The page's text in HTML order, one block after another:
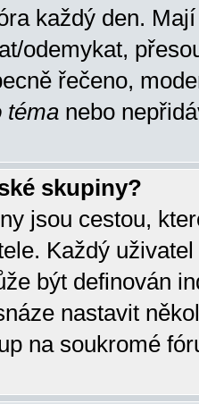
každý den.
odemykat,
řečeno,
téma nebo
skupiny?
jsou cestou,
Každý
být definován
nastavit
na soukromé